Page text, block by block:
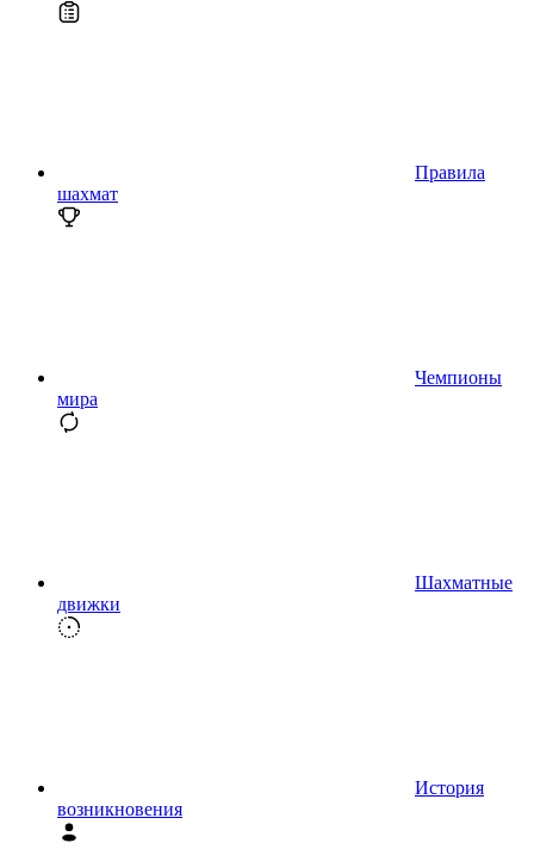
Правила
шахмат
Чемпионы
мира
Шахматные
движки
История
возникновения